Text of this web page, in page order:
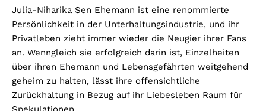
Julia-Niharika Sen Ehemann ist eine renommierte
Persönlichkeit in der Unterhaltungsindustrie, und ihr
Privatleben zieht immer wieder die Neugier ihrer Fans
an. Wenngleich sie erfolgreich darin ist, Einzelheiten
über ihren Ehemann und Lebensgefährten weitgehend
geheim zu halten, lässt ihre offensichtliche
Zurückhaltung in Bezug auf ihr Liebesleben Raum für